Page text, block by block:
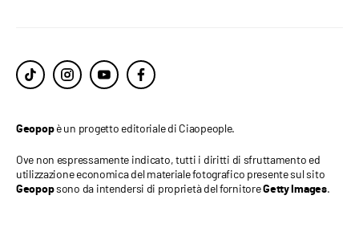
Geopopè un progetto editoriale di Ciaopeople.
Ove non espressamente indicato, tutti i diritti di sfruttamento ed
utilizzazione economica del materiale fotografico presente sul sito
Geopopsono da intendersi di proprietà del fornitoreGetty Images.